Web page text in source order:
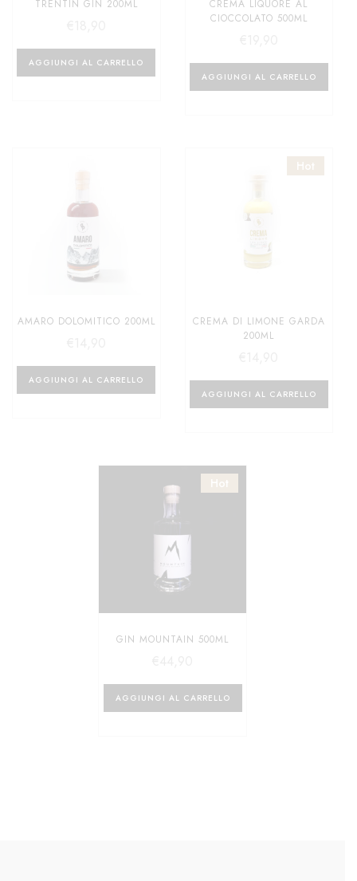
TRENTIN GIN 200ML
AGGIUNGI AL CARRELLO
CREMA LIQUORE AL
CIOCCOLATO 500ML
AGGIUNGI AL CARRELLO
AMARO DOLOMITICO 200ML
AGGIUNGI AL CARRELLO
Hot
CREMA DI LIMONE GARDA
200ML
AGGIUNGI AL CARRELLO
Hot
GIN MOUNTAIN 500ML
AGGIUNGI AL CARRELLO